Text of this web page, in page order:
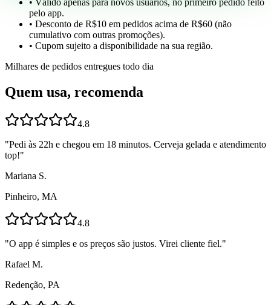
pelo app.
• Desconto de R$10 em pedidos acima de R$60 (não
cumulativo com outras promoções).
• Cupom sujeito a disponibilidade na sua região.
Milhares de pedidos entregues todo dia
Quem usa, recomenda
4.8
"Pedi às 22h e chegou em 18 minutos. Cerveja gelada e atendimento
top!"
Mariana S.
Pinheiro, MA
4.8
"O app é simples e os preços são justos. Virei cliente fiel."
Rafael M.
Redenção, PA